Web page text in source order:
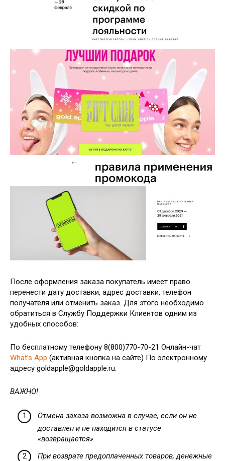
После оформления заказа покупатель имеет право
перенести дату доставки, адрес доставки, телефон
получателя или отменить заказ. Для этого необходимо
обратиться в Службу Поддержки Клиентов одним из
удобных способов:
По бесплатному телефону 8(800)770-70-21 Онлайн-чат
What’s App (активная кнопка на сайте) По электронному
адресу goldapple@goldapple.ru.
ВАЖНО!
Отмена заказа возможна в случае, если он не
доставлен и не находится в статусе
«возвращается».
При возврате предоплаченных товаров, денежные